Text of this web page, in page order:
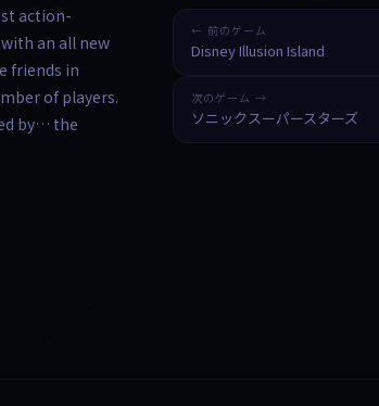
action-
an all new
friends in
of players.
by… the
← 前のゲーム
Disney Illusion Island
次のゲーム →
ソニックスーパースターズ